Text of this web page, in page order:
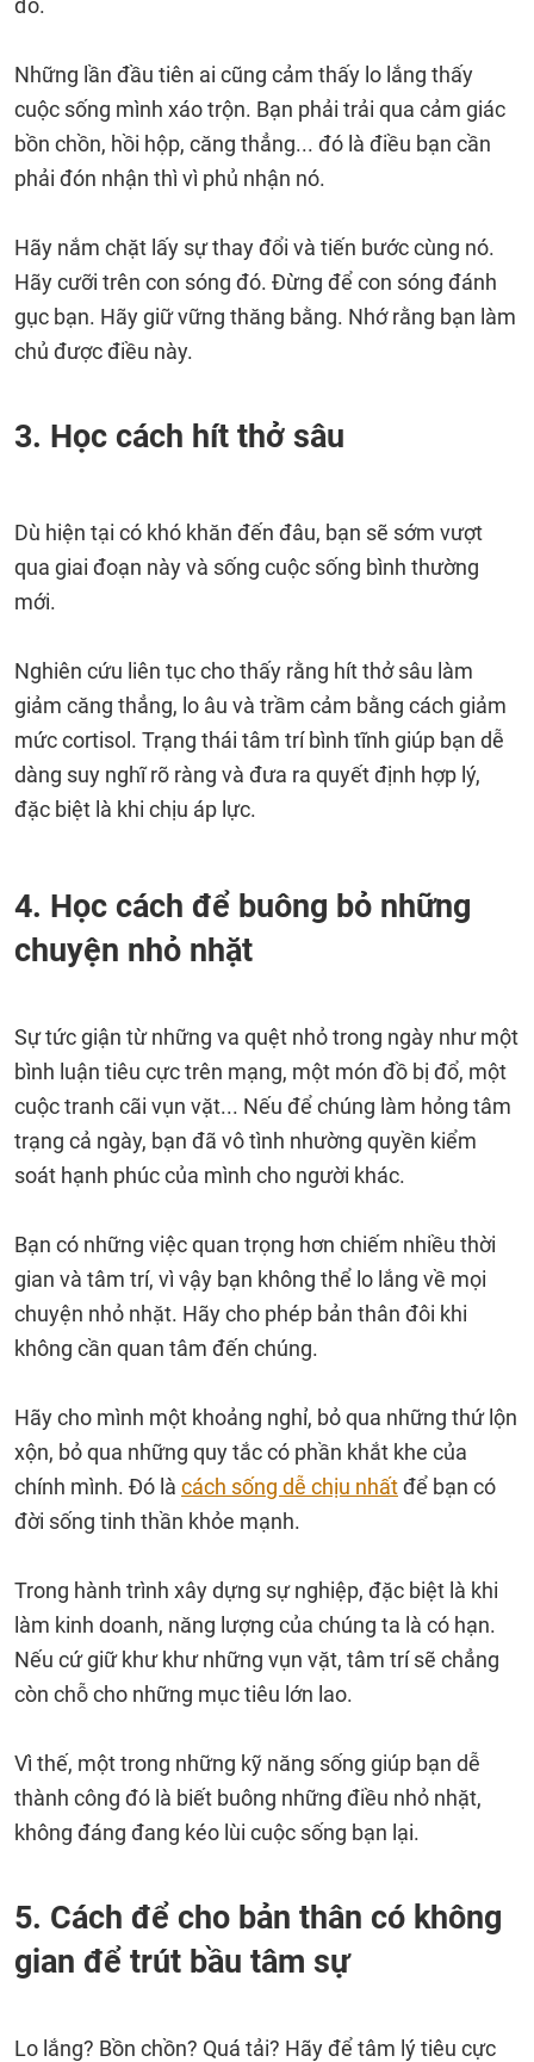
đó.
Những lần đầu tiên ai cũng cảm thấy lo lắng thấy
cuộc sống mình xáo trộn. Bạn phải trải qua cảm giác
bồn chồn, hồi hộp, căng thẳng... đó là điều bạn cần
phải đón nhận thì vì phủ nhận nó.
Hãy nắm chặt lấy sự thay đổi và tiến bước cùng nó.
Hãy cưỡi trên con sóng đó. Đừng để con sóng đánh
gục bạn. Hãy giữ vững thăng bằng. Nhớ rằng bạn làm
chủ được điều này.
3. Học cách hít thở sâu
Dù hiện tại có khó khăn đến đâu, bạn sẽ sớm vượt
qua giai đoạn này và sống cuộc sống bình thường
mới.
Nghiên cứu liên tục cho thấy rằng hít thở sâu làm
giảm căng thẳng, lo âu và trầm cảm bằng cách giảm
mức cortisol. Trạng thái tâm trí bình tĩnh giúp bạn dễ
dàng suy nghĩ rõ ràng và đưa ra quyết định hợp lý,
đặc biệt là khi chịu áp lực.
4. Học cách để buông bỏ những
chuyện nhỏ nhặt
Sự tức giận từ những va quệt nhỏ trong ngày như một
bình luận tiêu cực trên mạng, một món đồ bị đổ, một
cuộc tranh cãi vụn vặt... Nếu để chúng làm hỏng tâm
trạng cả ngày, bạn đã vô tình nhường quyền kiểm
soát hạnh phúc của mình cho người khác.
Bạn có những việc quan trọng hơn chiếm nhiều thời
gian và tâm trí, vì vậy bạn không thể lo lắng về mọi
chuyện nhỏ nhặt. Hãy cho phép bản thân đôi khi
không cần quan tâm đến chúng.
Hãy cho mình một khoảng nghỉ, bỏ qua những thứ lộn
xộn, bỏ qua những quy tắc có phần khắt khe của
chính mình. Đó là cách sống dễ chịu nhấtđể bạn có
đời sống tinh thần khỏe mạnh.
Trong hành trình xây dựng sự nghiệp, đặc biệt là khi
làm kinh doanh, năng lượng của chúng ta là có hạn.
Nếu cứ giữ khư khư những vụn vặt, tâm trí sẽ chẳng
còn chỗ cho những mục tiêu lớn lao.
Vì thế, một trong những kỹ năng sống giúp bạn dễ
thành công đó là biết buông những điều nhỏ nhặt,
không đáng đang kéo lùi cuộc sống bạn lại.
5. Cách để cho bản thân có không
gian để trút bầu tâm sự
Lo lắng? Bồn chồn? Quá tải? Hãy để tâm lý tiêu cực